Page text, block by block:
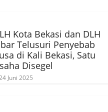
Kota Bekasi dan DLH
Telusuri Penyebab
di Kali Bekasi, Satu
Disegel
Juni 2025